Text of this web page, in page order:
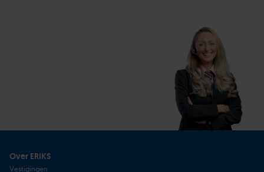
Over ERIKS
Vestigingen